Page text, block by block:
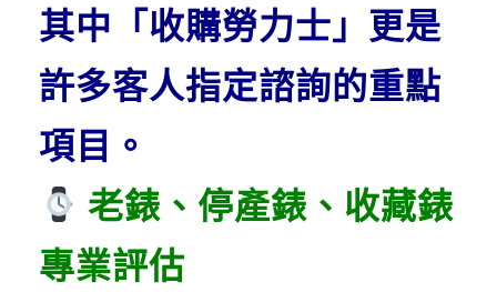
其中「收購勞力士」更是
許多客人指定諮詢的重點
項目。
老錶、停產錶、收藏錶
專業評估